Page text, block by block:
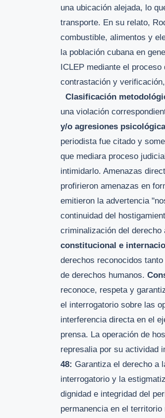
una ubicación alejada, lo
transporte. En su relato,
combustible, alimentos y
la población cubana en
ICLEP mediante el
contrastación y
Clasificación
una violación
y/o agresiones
periodista fue citado y
que mediara proceso
intimidarlo. Amenazas
profirieron amenazas en
emitieron la advertencia
continuidad del
criminalización del
constitucional e
derechos reconocidos
de derechos humanos.
reconoce, respeta y
el interrogatorio sobre las
interferencia directa en el
prensa. La operación de
represalia por su actividad
48: Garantiza el derecho a
interrogatorio y la
dignidad e integridad del
permanencia en el